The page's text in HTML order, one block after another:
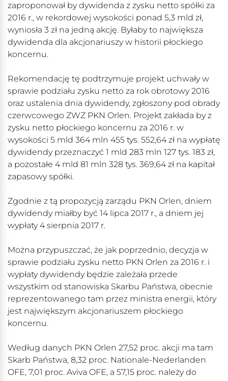
zaproponował by dywidenda z zysku netto spółki za
2016 r., w rekordowej wysokości ponad 5,3 mld zł,
wyniosła 3 zł na jedną akcję. Byłaby to największa
dywidenda dla akcjonariuszy w historii płockiego
koncernu.
Rekomendację tę podtrzymuje projekt uchwały w
sprawie podziału zysku netto za rok obrotowy 2016
oraz ustalenia dnia dywidendy, zgłoszony pod obrady
czerwcowego ZWZ PKN Orlen. Projekt zakłada by z
zysku netto płockiego koncernu za 2016 r. w
wysokości 5 mld 364 mln 455 tys. 552,64 zł na wypłatę
dywidendy przeznaczyć 1 mld 283 mln 127 tys. 183 zł,
a pozostałe 4 mld 81 mln 328 tys. 369,64 zł na kapitał
zapasowy spółki.
Zgodnie z tą propozycją zarządu PKN Orlen, dniem
dywidendy miałby być 14 lipca 2017 r., a dniem jej
wypłaty 4 sierpnia 2017 r.
Można przypuszczać, że jak poprzednio, decyzja w
sprawie podziału zysku netto PKN Orlen za 2016 r. i
wypłaty dywidendy będzie zależała przede
wszystkim od stanowiska Skarbu Państwa, obecnie
reprezentowanego tam przez ministra energii, który
jest największym akcjonariuszem płockiego
koncernu.
Według danych PKN Orlen 27,52 proc. akcji ma tam
Skarb Państwa, 8,32 proc. Nationale-Nederlanden
OFE, 7,01 proc. Aviva OFE, a 57,15 proc. należy do